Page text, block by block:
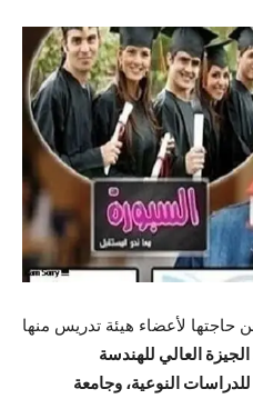
حاجتها لأعضاء هيئة تدريس منها
العالي للهندسة
للدراسات النوعية، وجامعة